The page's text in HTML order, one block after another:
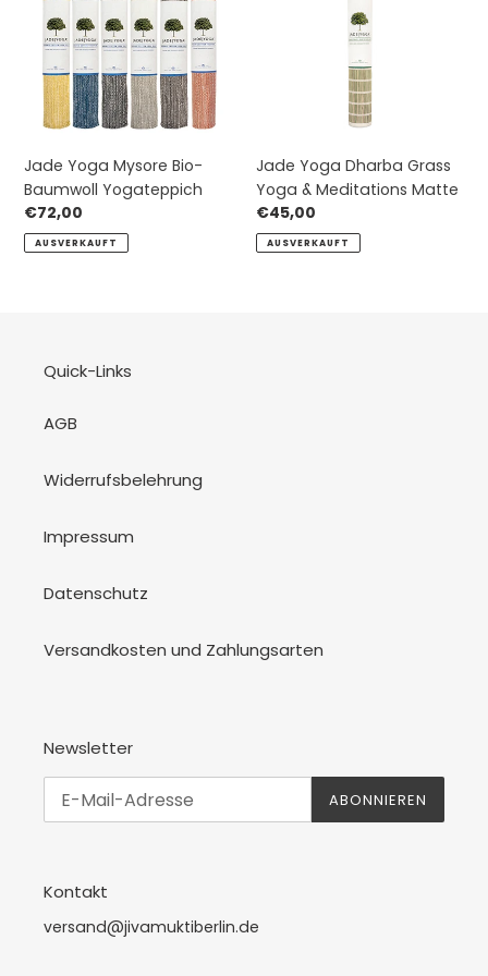
i
e
:
Baumwoll
Jade Yoga Mysore Bio-
Baumwoll Yogateppich
Normaler
Preis
€72,00
AUSVERKAUFT
Meditations
Jade Yoga Dharba Grass
Yoga & Meditations Matte
Normaler
Preis
€45,00
AUSVERKAUFT
Quick-Links
AGB
Widerrufsbelehrung
Impressum
Datenschutz
Versandkosten und Zahlungsarten
Newsletter
ABONNIEREN
Kontakt
versand@jivamuktiberlin.de